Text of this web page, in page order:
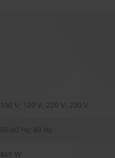
100 V; 120 V; 220 V; 230 V
50/60 Hz; 60 Hz
460 W